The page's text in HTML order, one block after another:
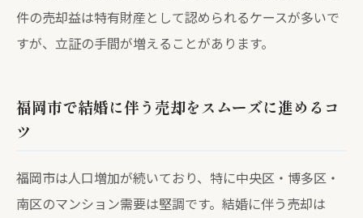
件の売却益は特有財産として認められるケースが多いで
すが、立証の手間が増えることがあります。
福岡市で結婚に伴う売却をスムーズに進めるコ
ツ
福岡市は人口増加が続いており、特に中央区・博多区・
南区のマンション需要は堅調です。結婚に伴う売却は